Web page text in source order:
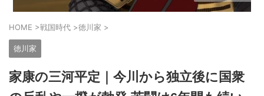
HOME >戦国時代 >徳川家 >
徳川家
家康の三河平定｜今川から独立後に国衆